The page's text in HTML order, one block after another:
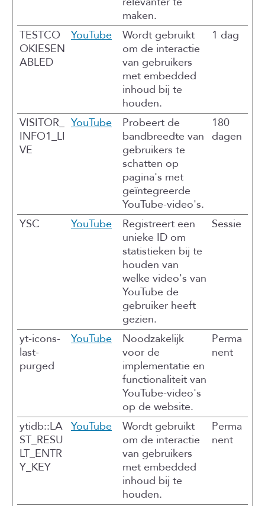
maken.
TESTCO
OKIESEN
ABLED
YouTube
Wordt gebruikt
om de interactie
van gebruikers
met embedded
inhoud bij te
houden.
1 dag
VISITOR_
INFO1_LI
VE
YouTube
Probeert de
bandbreedte van
gebruikers te
schatten op
pagina's met
geïntegreerde
YouTube-video's.
180
dagen
YSC YouTube
Registreert een
unieke ID om
statistieken bij te
houden van
welke video's van
YouTube de
gebruiker heeft
gezien.
Sessie
yt-icons-
last-
purged
YouTube
Noodzakelijk
voor de
implementatie en
functionaliteit van
YouTube-video's
op de website.
Perma
nent
ytidb::LA
ST_RESU
LT_ENTR
Y_KEY
YouTube
Wordt gebruikt
om de interactie
van gebruikers
met embedded
inhoud bij te
houden.
Perma
nent